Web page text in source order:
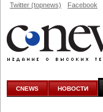
Twitter (topnews) Facebook
CNEWS НОВОСТИ